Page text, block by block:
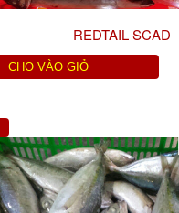
REDTAIL SCAD
CHO VÀO GIỎ